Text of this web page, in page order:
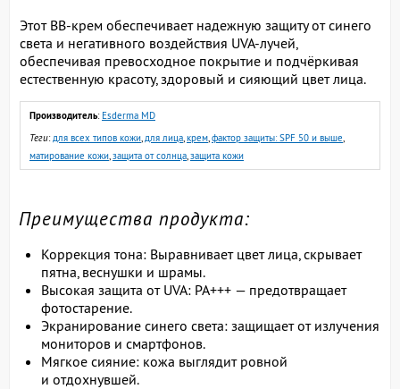
Этот BB-крем обеспечивает надежную защиту от синего
света и негативного воздействия UVA-лучей,
обеспечивая превосходное покрытие и подчёркивая
естественную красоту, здоровый и сияющий цвет лица.
Производитель: Esderma MD
Теги:для всех типов кожи,для лица,крем,фактор защиты: SPF 50 и выше,
матирование кожи,защита от солнца,защита кожи
Преимущества продукта:
Коррекция тона: Выравнивает цвет лица, скрывает
пятна, веснушки и шрамы.
Высокая защита от UVA: PA+++ — предотвращает
фотостарение.
Экранирование синего света: защищает от излучения
мониторов и смартфонов.
Мягкое сияние: кожа выглядит ровной
и отдохнувшей.